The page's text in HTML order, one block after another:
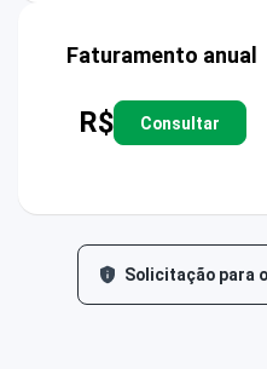
Faturamento anual
R$ Consultar
Solicitação para